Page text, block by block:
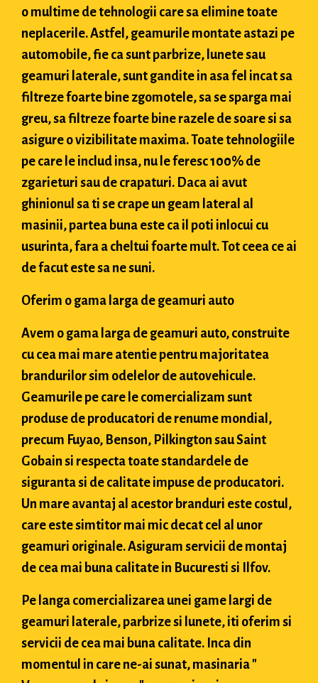
o multime de tehnologii care sa elimine toate
neplacerile. Astfel, geamurile montate astazi pe
automobile, fie ca sunt parbrize, lunete sau
geamuri laterale, sunt gandite in asa fel incat sa
filtreze foarte bine zgomotele, sa se sparga mai
greu, sa filtreze foarte bine razele de soare si sa
asigure o vizibilitate maxima. Toate tehnologiile
pe care le includ insa, nu le feresc 100% de
zgarieturi sau de crapaturi. Daca ai avut
ghinionul sa ti se crape un geam lateral al
masinii, partea buna este ca il poti inlocui cu
usurinta, fara a cheltui foarte mult. Tot ceea ce ai
de facut este sa ne suni.
Oferim o gama larga de geamuri auto
Avem o gama larga de geamuri auto, construite
cu cea mai mare atentie pentru majoritatea
brandurilor sim odelelor de autovehicule.
Geamurile pe care le comercializam sunt
produse de producatori de renume mondial,
precum Fuyao, Benson, Pilkington sau Saint
Gobain si respecta toate standardele de
siguranta si de calitate impuse de producatori.
Un mare avantaj al acestor branduri este costul,
care este simtitor mai mic decat cel al unor
geamuri originale. Asiguram servicii de montaj
de cea mai buna calitate in Bucuresti si Ilfov.
Pe langa comercializarea unei game largi de
geamuri laterale, parbrize si lunete, iti oferim si
servicii de cea mai buna calitate. Inca din
momentul in care ne-ai sunat, masinaria "